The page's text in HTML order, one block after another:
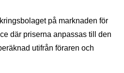
på marknaden för
där priserna anpassas till den
utifrån föraren och